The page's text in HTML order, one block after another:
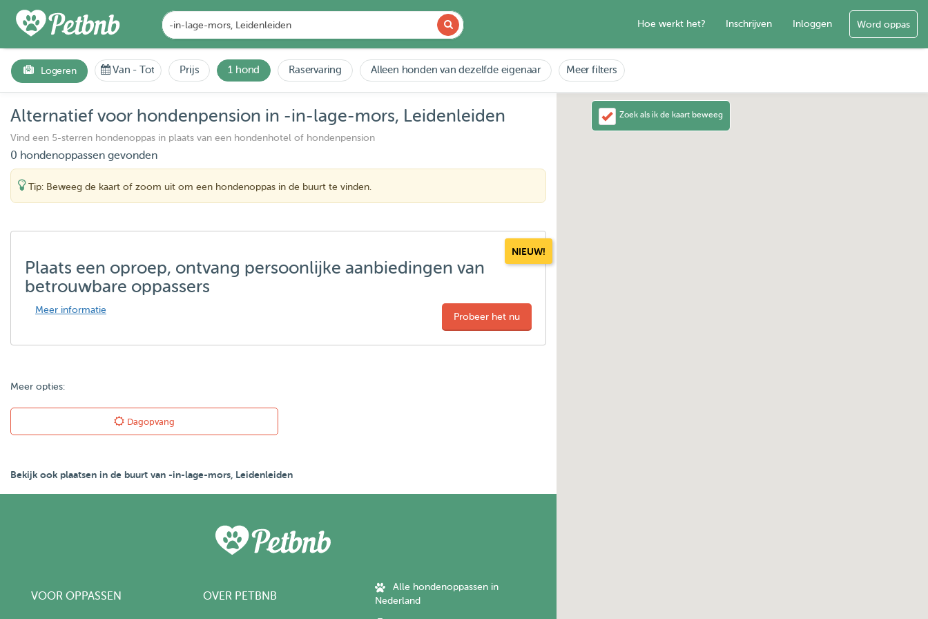
Hoe werkt het? Inschrijven Inloggen Word oppas
Logeren Van -Tot Prijs 1 hond Raservaring Alleen honden van dezelfde eigenaar Meer filters
Alternatief voor hondenpension in -in-lage-mors, Leidenleiden
Vind een 5-sterren hondenoppas in plaats van een hondenhotel of hondenpension
0 hondenoppassen gevonden
Tip: Beweeg de kaart of zoom uit om een hondenoppas in de buurt te vinden.
NIEUW!
Plaats een oproep, ontvang persoonlijke aanbiedingen van
betrouwbare oppassers
Meer informatie
Probeer het nu
Meer opties:
Dagopvang
Bekijk ook plaatsen in de buurt van -in-lage-mors, Leidenleiden
VOOR OPPASSEN OVER PETBNB
Alle hondenoppassen in
Nederland
Zoek als ik de kaart beweeg